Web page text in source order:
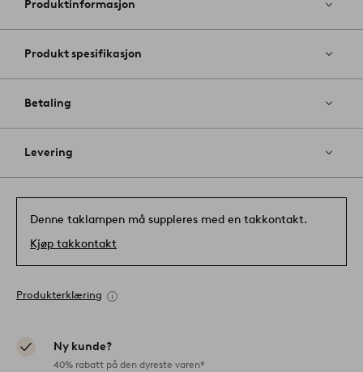
Produktinformasjon
Produkt spesifikasjon
Betaling
Levering
Denne taklampen må suppleres med en takkontakt.
Kjøp takkontakt
Produkterklæring
Ny kunde?
40% rabatt på den dyreste varen*